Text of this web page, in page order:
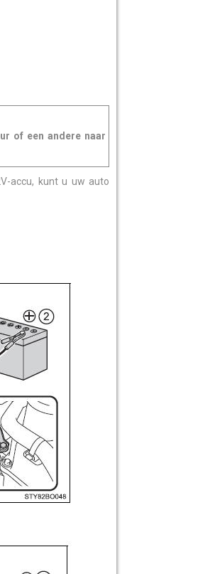
of een andere naar
accu, kunt u uw auto